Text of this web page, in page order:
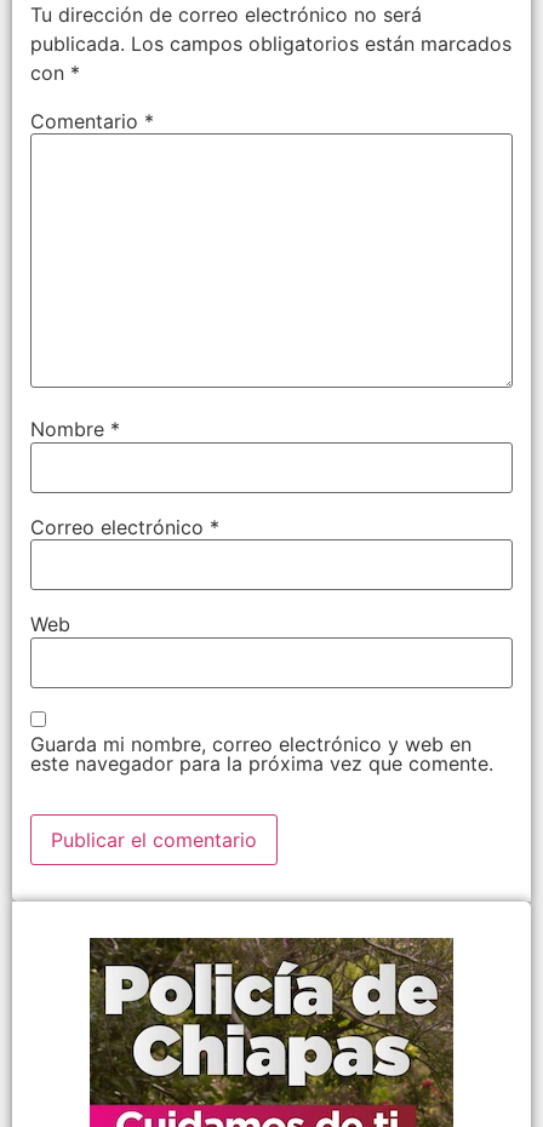
Tu dirección de correo electrónico no será
publicada. Los campos obligatorios están marcados
con *
Comentario *
Nombre *
Correo electrónico *
Web
Guarda mi nombre, correo electrónico y web en
este navegador para la próxima vez que comente.